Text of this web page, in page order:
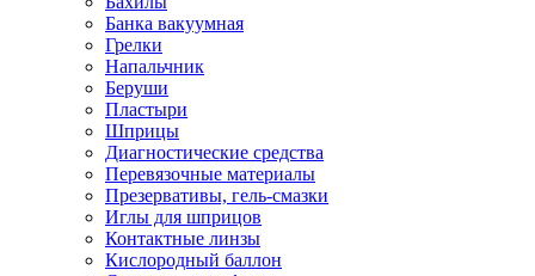
Банка вакуумная
Грелки
Напальчник
Беруши
Пластыри
Шприцы
Диагностические средства
Перевязочные материалы
Презервативы, гель-смазки
Иглы для шприцов
Контактные линзы
Кислородный баллон